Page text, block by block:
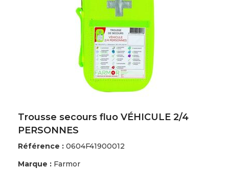
Trousse secours fluo VÉHICULE 2/4
PERSONNES
Référence : 0604F41900012
Marque : Farmor